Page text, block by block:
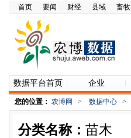
首页 要闻 财经 县域 畜牧
数据平台首页 企业
您的位置： 农博网 > 数据中心 >
分类名称： 苗木